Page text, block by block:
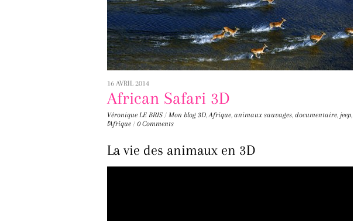
16 AVRIL 2014
African Safari 3D
Véronique LE BRIS / Mon blog 3D, Afrique, animaux sauvages, documentaire, jeep,
l'Afrique / 0 Comments
La vie des animaux en 3D